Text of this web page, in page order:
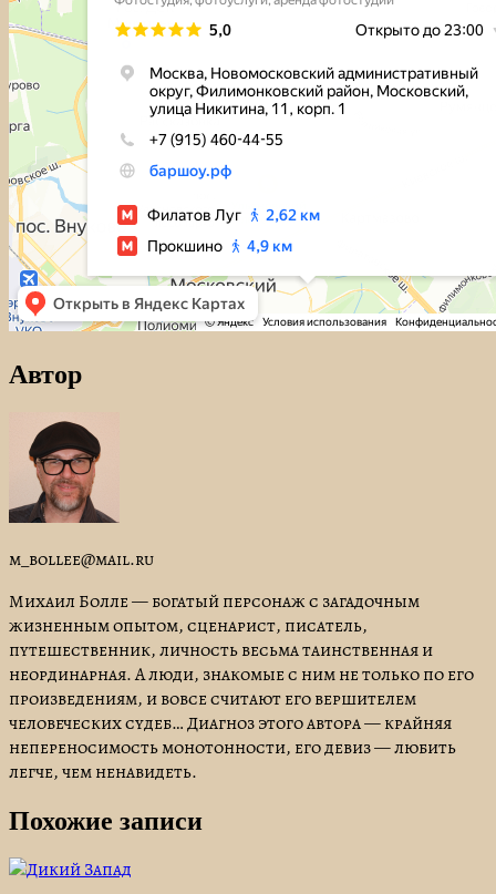
Автор
m_bollee@mail.ru
Михаил Болле — богатый персонаж с загадочным
жизненным опытом, сценарист, писатель,
путешественник, личность весьма таинственная и
неординарная. А люди, знакомые с ним не только по его
произведениям, и вовсе считают его вершителем
человеческих судеб… Диагноз этого автора — крайняя
непереносимость монотонности, его девиз — любить
легче, чем ненавидеть.
Похожие записи